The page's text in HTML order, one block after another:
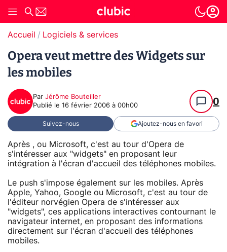
Accueil Logiciels & services
Opera veut mettre des Widgets sur
les mobiles
Par Jérôme Bouteiller
Publié le 16 février 2006 à 00h00 0
Suivez-nous Ajoutez-nous en favori
Après , ou Microsoft, c'est au tour d'Opera de
s'intéresser aux "widgets" en proposant leur
intégration à l'écran d'accueil des téléphones mobiles.
Le push s'impose également sur les mobiles. Après
Apple, Yahoo, Google ou Microsoft, c'est au tour de
l'éditeur norvégien Opera de s'intéresser aux
"widgets", ces applications interactives contournant le
navigateur internet, en proposant des informations
directement sur l'écran d'accueil des téléphones
mobiles.